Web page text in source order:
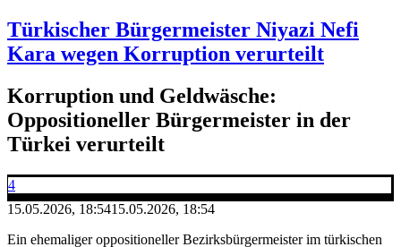
Türkischer Bürgermeister Niyazi Nefi
Kara wegen Korruption verurteilt
Korruption und Geldwäsche:
Oppositioneller Bürgermeister in der
Türkei verurteilt
4
15.05.2026, 18:5415.05.2026, 18:54
Ein ehemaliger oppositioneller Bezirksbürgermeister im türkischen